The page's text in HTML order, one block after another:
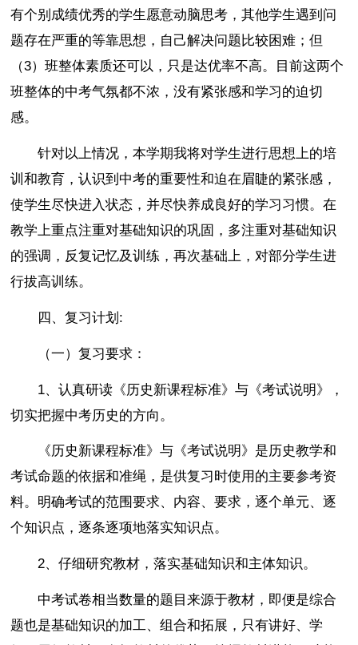
有个别成绩优秀的学生愿意动脑思考，其他学生遇到问
题存在严重的等靠思想，自己解决问题比较困难；但
（3）班整体素质还可以，只是达优率不高。目前这两个
班整体的中考气氛都不浓，没有紧张感和学习的迫切
感。
针对以上情况，本学期我将对学生进行思想上的培
训和教育，认识到中考的重要性和迫在眉睫的紧张感，
使学生尽快进入状态，并尽快养成良好的学习习惯。在
教学上重点注重对基础知识的巩固，多注重对基础知识
的强调，反复记忆及训练，再次基础上，对部分学生进
行拔高训练。
四、复习计划:
（一）复习要求：
1、认真研读《历史新课程标准》与《考试说明》，
切实把握中考历史的方向。
《历史新课程标准》与《考试说明》是历史教学和
考试命题的依据和准绳，是供复习时使用的主要参考资
料。明确考试的范围要求、内容、要求，逐个单元、逐
个知识点，逐条逐项地落实知识点。
2、仔细研究教材，落实基础知识和主体知识。
中考试卷相当数量的题目来源于教材，即便是综合
题也是基础知识的加工、组合和拓展，只有讲好、学